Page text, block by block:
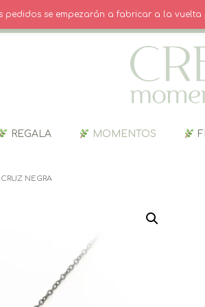
· INICIO SESIÓN / REGISTRO CARRITO
REGALA MOMENTOS
NEGRA
se empezarán a fabricar a la vuelta